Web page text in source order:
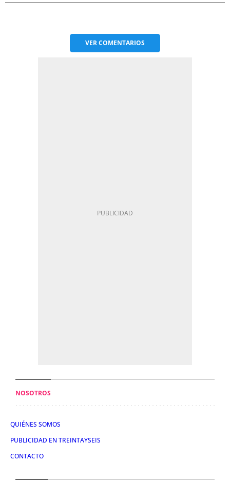
VERCOMENTARIOS
NOSOTROS
QUIÉNES SOMOS
PUBLICIDAD EN TREINTAYSEIS
CONTACTO